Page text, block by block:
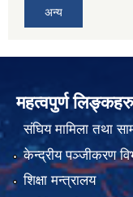
अन्य
महत्वपुर्ण लिङ्कहरु
संघिय मामिला तथा
केन्द्रीय पञ्जीकरण
शिक्षा मन्त्रालय